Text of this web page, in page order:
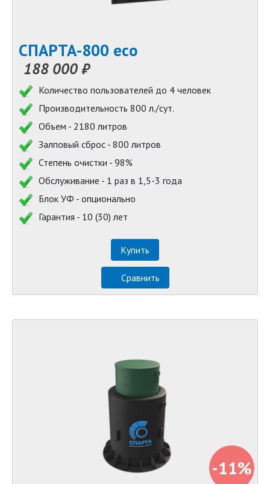
СПАРТА-800 eco
188 000 ₽
Количество пользователей до 4 человек
Производительность 800 л./сут.
Объем - 2180 литров
Залповый сброс - 800 литров
Степень очистки - 98%
Обслуживание - 1 раз в 1,5-3 года
Блок УФ - опционально
Гарантия - 10 (30) лет
Купить
Сравнить
-11%